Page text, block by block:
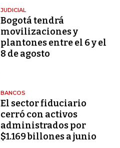
JUDICIAL
Bogotá tendrá
movilizaciones y
plantones entre el 6 y el
8 de agosto
BANCOS
El sector fiduciario
cerró con activos
administrados por
$1.169 billones a junio